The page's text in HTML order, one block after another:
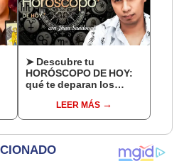
➤ Descubre tu
HORÓSCOPO DE HOY:
qué te deparan los
agosto, según Jhan
Sandoval
LEER MÁS